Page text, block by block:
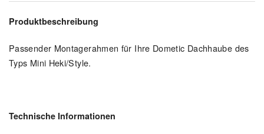
Produktbeschreibung
Passender Montagerahmen für Ihre Dometic Dachhaube des
Typs Mini Heki/Style.
Technische Informationen